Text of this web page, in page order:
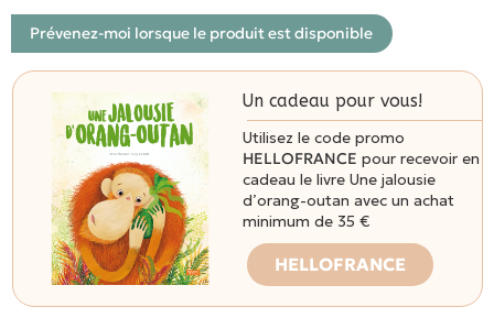
Un cadeau pour vous!
Utilisez le code promo
HELLOFRANCE pour recevoir en
cadeau le livre Une jalousie
d’orang-outan avec un achat
minimum de 35 €
HELLOFRANCE